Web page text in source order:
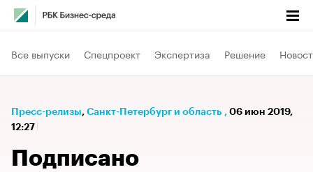
Все выпуски Спецпроект Экспертиза Решение
Пресс-релизы⁠, Санкт-Петербург и область , 06 июн 2019,
12:27
Подписано